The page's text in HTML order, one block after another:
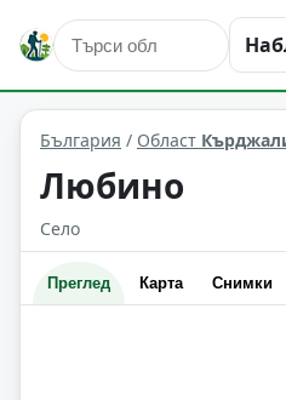
Любино Област: Кърджали
България / Област
Любино
Село
Преглед Карта Снимки